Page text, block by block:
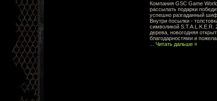
Компания GSC Game
рассылать подарки
успешно разгаданный
Внутри посылки -
символикой S.T.A.L.K.E.R.
дерева, новогодняя
благодарностями и
Читать дальше »